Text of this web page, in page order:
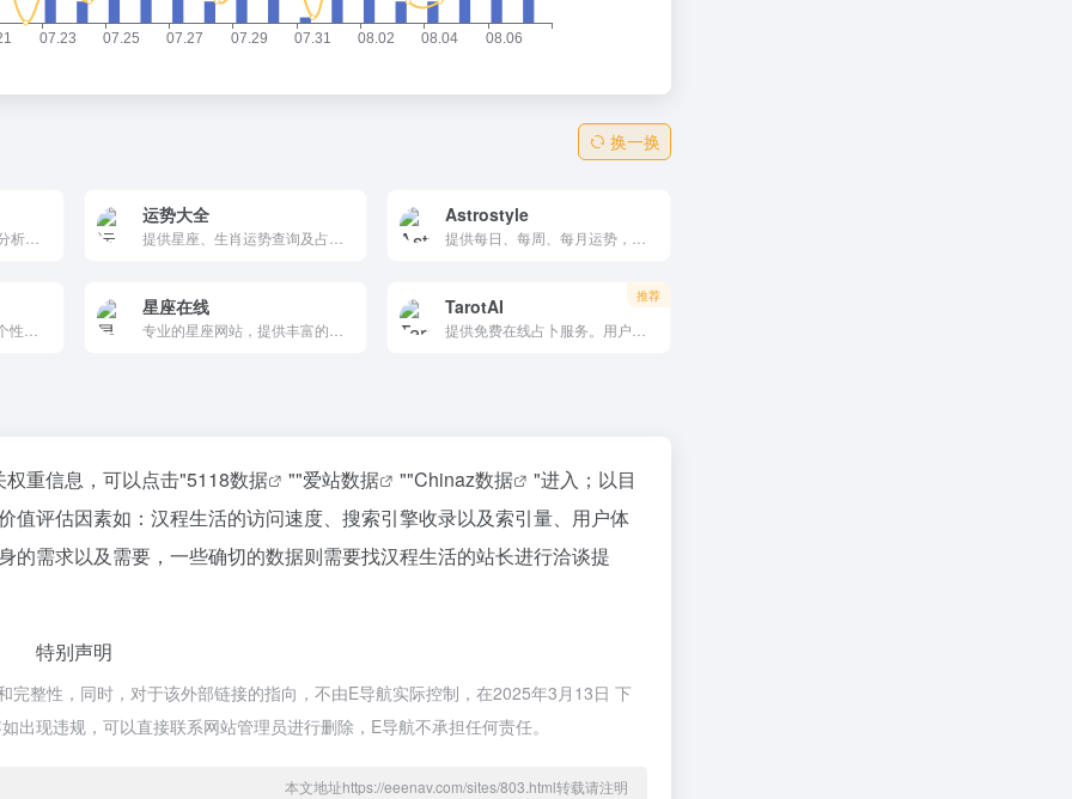
换一换
提供免费算命、生辰八字分析和事业运势预测等服务的平台。它结合了传统的命理学和现代的互联网技术，内容丰富，专业性强，适合对命理学感兴趣的用户。
运势大全 Astrostyle
星座在线 推荐
TarotAI
重信息，可以点击"5118数据 ""爱站数据 ""Chinaz数据
"进入；以目
评估因素如：汉程生活的访问速度、搜索引擎收录以及索引量、用户体
需求以及需要，一些确切的数据则需要找汉程生活的站长进行洽谈提
特别声明
整性，同时，对于该外部链接的指向，不由E导航实际控制，在2025年3月13日 下
现违规，可以直接联系网站管理员进行删除，E导航不承担任何责任。
本文地址https://eeenav.com/sites/803.html转载请注明